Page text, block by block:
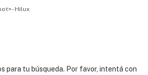
>- Hilux
para tu búsqueda. Por favor, intentá con